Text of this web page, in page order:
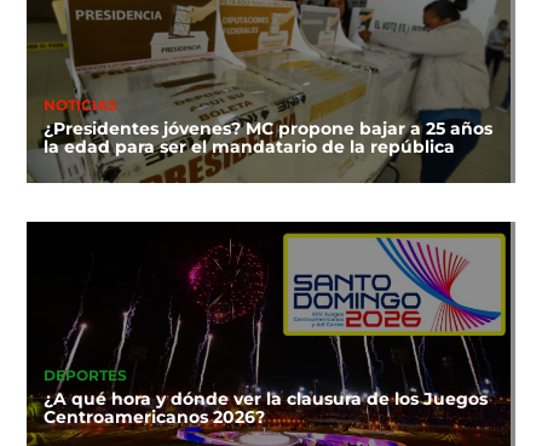
NOTICIAS
¿Presidentes jóvenes? MC propone bajar a 25 años
la edad para ser el mandatario de la república
DEPORTES
¿A qué hora y dónde ver la clausura de los Juegos
Centroamericanos 2026?